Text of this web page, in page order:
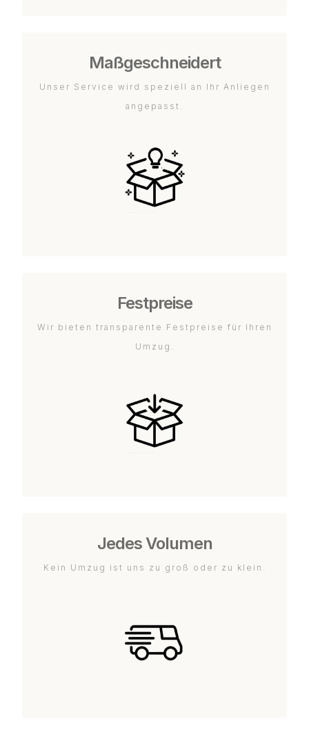
Maßgeschneidert
Unser Service wird speziell an Ihr Anliegen
angepasst.
Festpreise
Wir bieten transparente Festpreise für Ihren
Umzug.
Jedes Volumen
Kein Umzug ist uns zu groß oder zu klein.